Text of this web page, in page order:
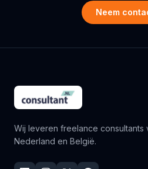
Neem
Wij leveren freelance consultants
Nederland en België.